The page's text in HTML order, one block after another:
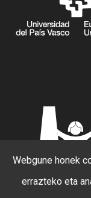
Webgune honek
errazteko eta